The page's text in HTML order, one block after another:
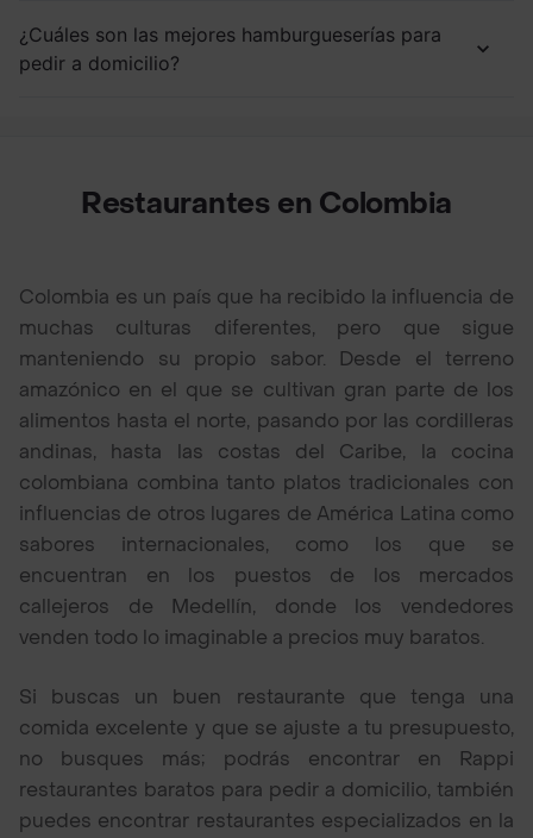
¿Cuáles son las mejores hamburgueserías para
pedir a domicilio?
Restaurantes en Colombia
Colombia es un país que ha recibido la influencia de
muchas culturas diferentes, pero que sigue
manteniendo su propio sabor. Desde el terreno
amazónico en el que se cultivan gran parte de los
alimentos hasta el norte, pasando por las cordilleras
andinas, hasta las costas del Caribe, la cocina
colombiana combina tanto platos tradicionales con
influencias de otros lugares de América Latina como
sabores internacionales, como los que se
encuentran en los puestos de los mercados
callejeros de Medellín, donde los vendedores
venden todo lo imaginable a precios muy baratos.
Si buscas un buen restaurante que tenga una
comida excelente y que se ajuste a tu presupuesto,
no busques más; podrás encontrar en Rappi
restaurantes baratos para pedir a domicilio, también
puedes encontrar restaurantes especializados en la